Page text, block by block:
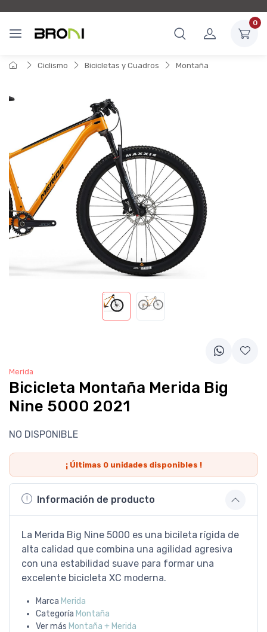
0
Ciclismo Bicicletas y Cuadros Montaña
Merida
Bicicleta Montaña Merida Big
Nine 5000 2021
NO DISPONIBLE
¡ Últimas 0unidades disponibles !
Información de producto
La Merida Big Nine 5000 es una bicileta rígida de
alta calidad que combina una agilidad agresiva
con una estabilidad suave para formar una
excelente bicicleta XC moderna.
Marca Merida
Categoría Montaña
Ver más Montaña + Merida